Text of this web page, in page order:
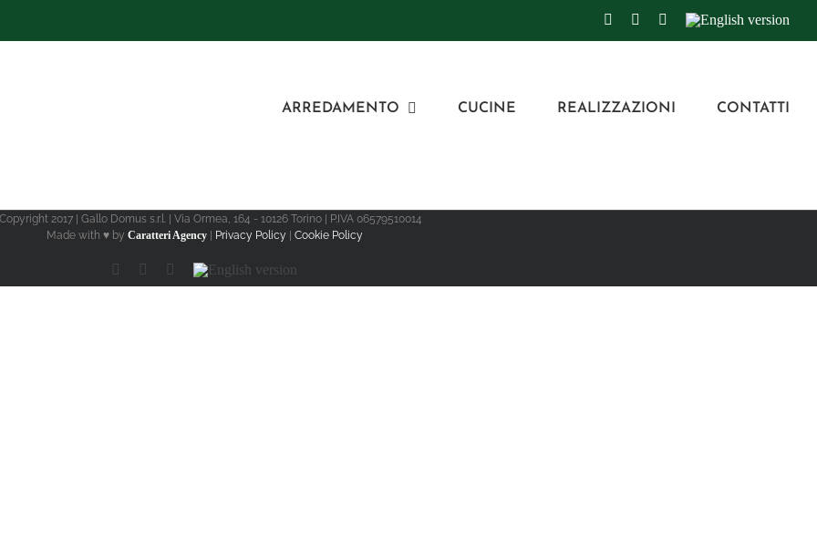
FacebookInstagramLinkedIn
English
ARREDAMENTO CUCINE REALIZZAZIONI CONTATTI
2017 | Gallo Domus s.r.l. | Via Ormea, 164 - 10126 Torino | P.IVA 06579510014
Made with ♥ by Caratteri Agency| Privacy Policy Cookie Policy
FacebookInstagramLinkedIn
English
version